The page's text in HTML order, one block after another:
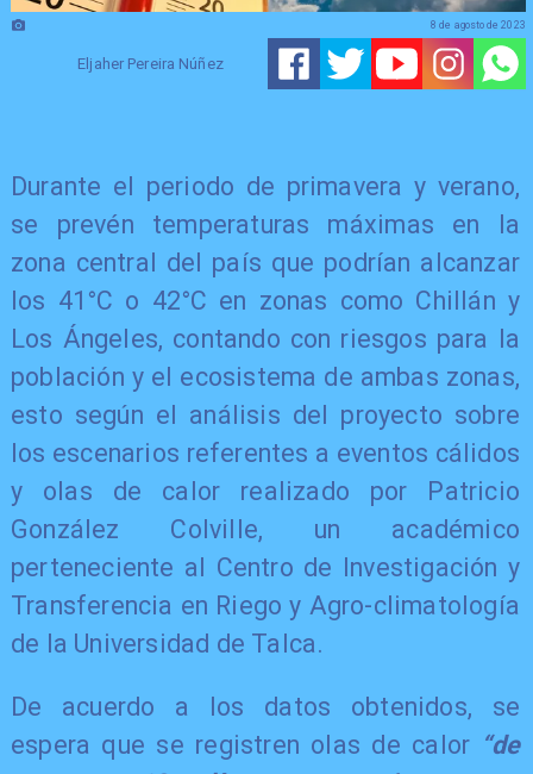
Eljaher Pereira Núñez
8 de agosto de 2023
Durante el periodo de primavera y verano,
se prevén temperaturas máximas en la
zona central del país que podrían alcanzar
los 41°C o 42°C en zonas como Chillán y
Los Ángeles, contando con riesgos para la
población y el ecosistema de ambas zonas,
esto según el análisis del proyecto sobre
los escenarios referentes a eventos cálidos
y olas de calor realizado por Patricio
González Colville, un académico
perteneciente al Centro de Investigación y
Transferencia en Riego y Agro-climatología
de la Universidad de Talca.
De acuerdo a los datos obtenidos, se
espera que se registren olas de calor “de